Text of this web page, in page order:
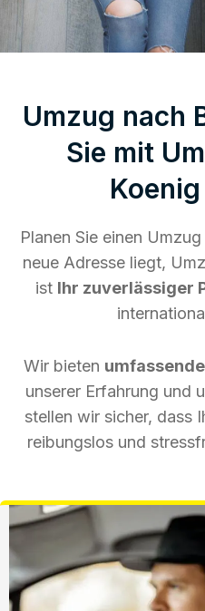
Umzug nach
Sie mit
Planen Sie einen
neue Adresse liegt,
ist Ihr zuverlässiger
Wir bieten
unserer Erfahrung und
stellen wir sicher, dass
reibungslos und